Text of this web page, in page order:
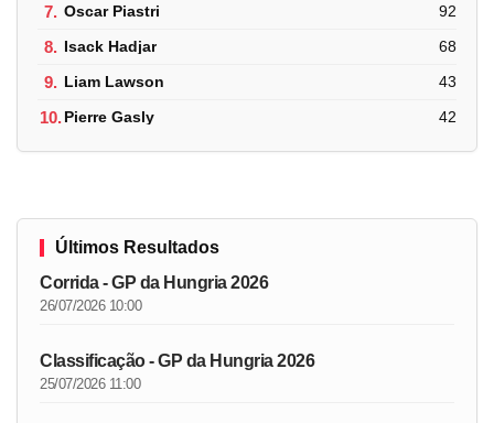
7. Oscar Piastri 92
8. Isack Hadjar 68
9. Liam Lawson 43
10.Pierre Gasly 42
Últimos Resultados
Corrida - GP da Hungria 2026
26/07/2026 10:00
Classificação - GP da Hungria 2026
25/07/2026 11:00